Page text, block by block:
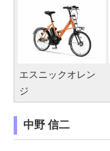
エスニックオレン
ジ
中野 信二